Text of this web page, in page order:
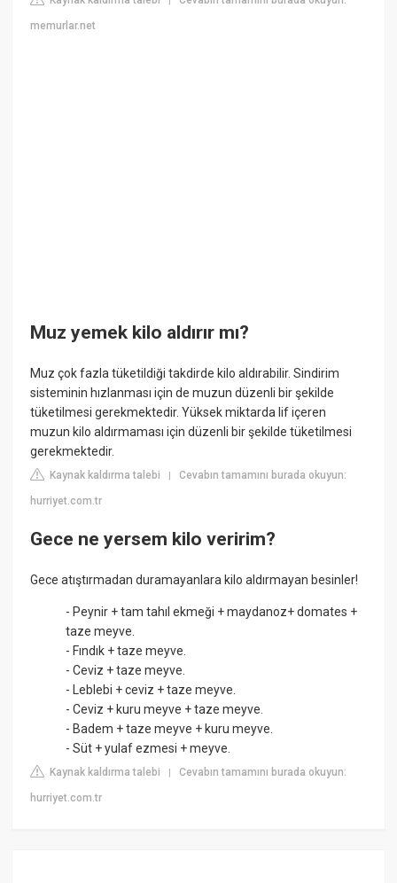
memurlar.net
Muz yemek kilo aldırır mı?
Muz çok fazla tüketildiği takdirde kilo aldırabilir. Sindirim
sisteminin hızlanması için de muzun düzenli bir şekilde
tüketilmesi gerekmektedir. Yüksek miktarda lif içeren
muzun kilo aldırmaması için düzenli bir şekilde tüketilmesi
gerekmektedir.
Kaynak kaldırma talebi |Cevabın tamamını burada okuyun:
hurriyet.com.tr
Gece ne yersem kilo veririm?
Gece atıştırmadan duramayanlara kilo aldırmayan besinler!
- Peynir + tam tahıl ekmeği + maydanoz+ domates +
taze meyve.
- Fındık + taze meyve.
- Ceviz + taze meyve.
- Leblebi + ceviz + taze meyve.
- Ceviz + kuru meyve + taze meyve.
- Badem + taze meyve + kuru meyve.
- Süt + yulaf ezmesi + meyve.
Kaynak kaldırma talebi |Cevabın tamamını burada okuyun:
hurriyet.com.tr